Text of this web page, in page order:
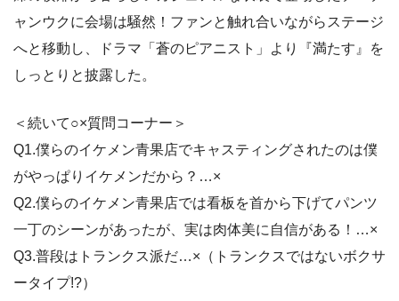
ャンウクに会場は騒然！ファンと触れ合いながらステージ
へと移動し、ドラマ「蒼のピアニスト」より『満たす』を
しっとりと披露した。
＜続いて○×質問コーナー＞
Q1.僕らのイケメン青果店でキャスティングされたのは僕
がやっぱりイケメンだから？…×
Q2.僕らのイケメン青果店では看板を首から下げてパンツ
一丁のシーンがあったが、実は肉体美に自信がある！…×
Q3.普段はトランクス派だ…×（トランクスではないボクサ
ータイプ!?）